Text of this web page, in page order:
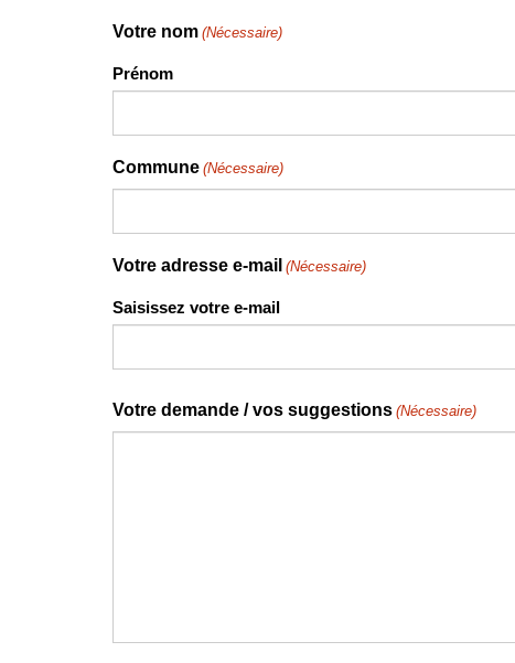
Votre nom (Nécessaire)
Prénom
Commune (Nécessaire)
Votre adresse e-mail (Nécessaire)
Saisissez votre e-mail
Votre demande / vos suggestions (Nécessaire)